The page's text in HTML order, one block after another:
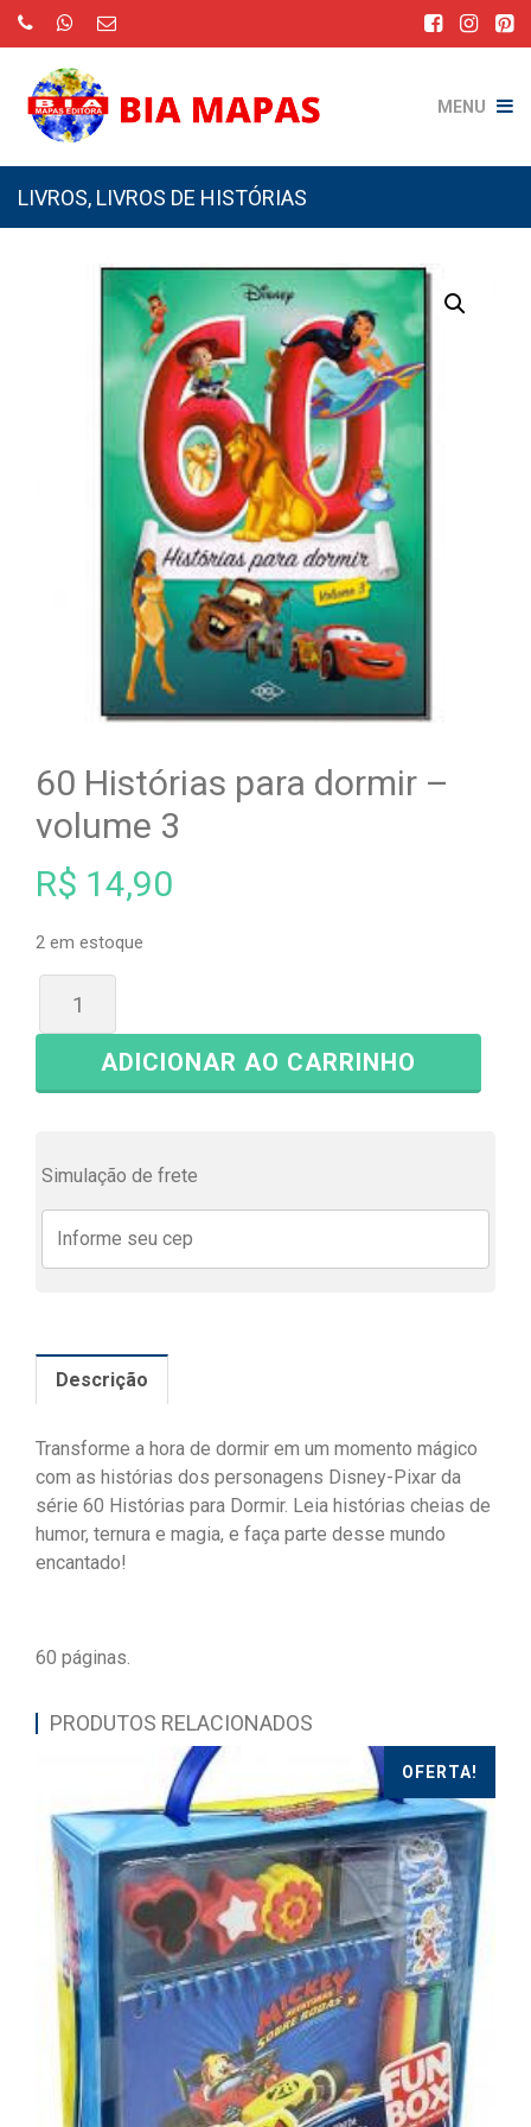
MENU
LIVROS, LIVROS DE HISTÓRIAS
60 Histórias para dormir –
volume 3
R$ 14,90
2 em estoque
ADICIONAR AO CARRINHO
Simulação de frete
Descrição
Transforme a hora de dormir em um momento mágico
com as histórias dos personagens Disney-Pixar da
série 60 Histórias para Dormir. Leia histórias cheias de
humor, ternura e magia, e faça parte desse mundo
encantado!
60 páginas.
PRODUTOS RELACIONADOS
OFERTA!